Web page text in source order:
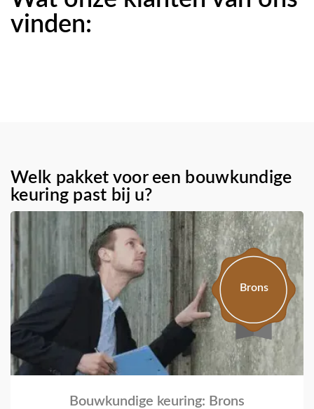
vinden:
Welk pakket voor een bouwkundige
keuring past bij u?
Brons
Bouwkundige keuring: Brons